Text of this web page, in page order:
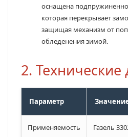
оснащена
которая перекрывает
защищая механизм от
обледенения зимой.
2.
Параметр
Применяемость Газель